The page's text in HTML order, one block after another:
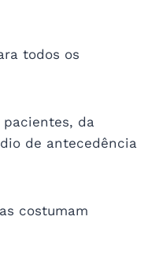
todos os
da
de antecedência
costumam